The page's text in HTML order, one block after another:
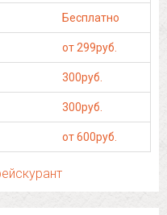
Бесплатно
от 299руб.
300руб.
300руб.
от 600руб.